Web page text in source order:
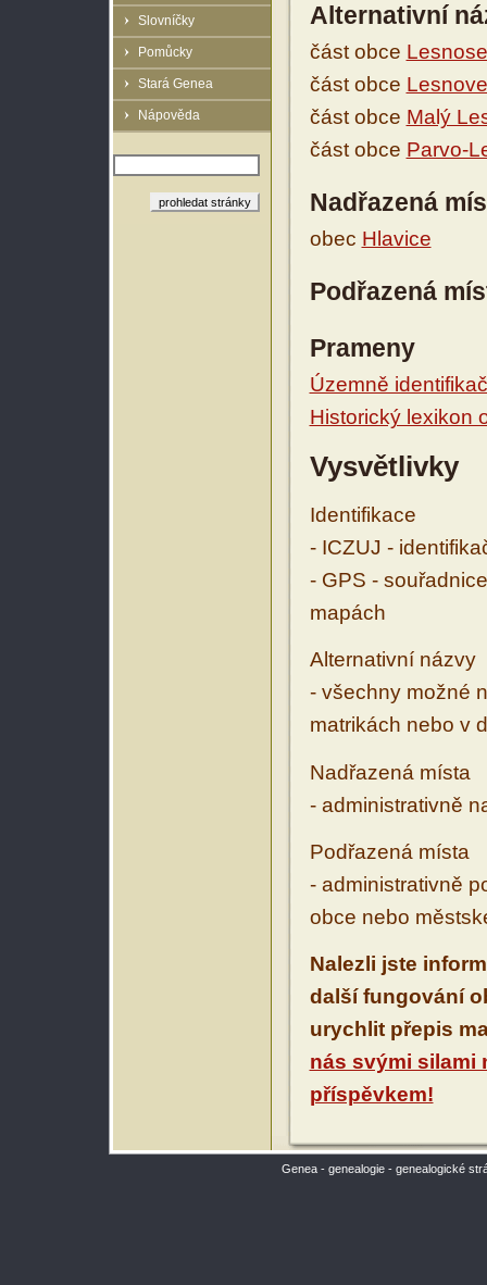
Slovníčky
Pomůcky
Stará Genea
Nápověda
Alternativní
část obce
část obce
část obce Malý
část obce Parvo-
Nadřazená
obec Hlavice
Podřazená
Prameny
Územně
Historický lexikon
Vysvětlivky
Identifikace
- ICZUJ -
- GPS -
mapách
Alternativní názvy
- všechny možné
matrikách nebo v
Nadřazená místa
- administrativně
Podřazená místa
- administrativně
obce nebo
Nalezli jste
další fungování
urychlit přepis
nás svými silami
příspěvkem!
Genea - genealogie - genealogické